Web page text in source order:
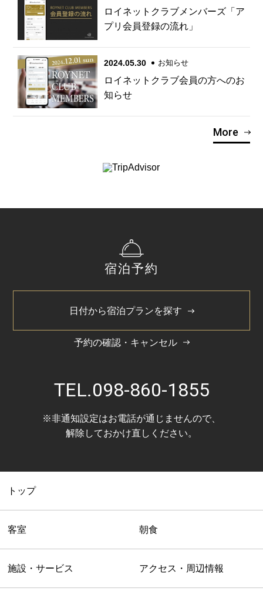
ロイネットクラブメンバーズ「ア
プリ会員登録の流れ」
2024.05.30 お知らせ
ロイネットクラブ会員の方へのお
知らせ
More
宿泊予約
日付から宿泊プランを探す
予約の確認・キャンセル
TEL.098-860-1855
※非通知設定はお電話が通じませんので、
解除しておかけ直しください。
トップ
客室 朝食
施設・サービス アクセス・周辺情報